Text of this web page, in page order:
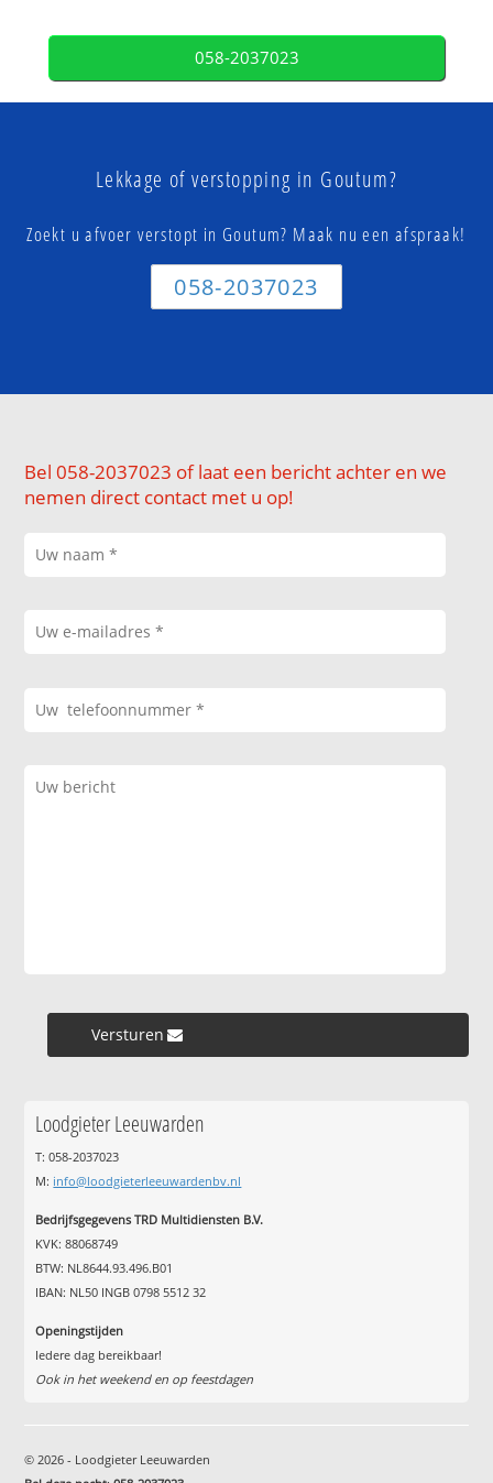
058-2037023
Lekkage of verstopping in Goutum?
Zoekt u afvoer verstopt in Goutum? Maak nu een afspraak!
058-2037023
Bel 058-2037023 of laat een bericht achter en we
nemen direct contact met u op!
Versturen »
Loodgieter Leeuwarden
T: 058-2037023
M: info@loodgieterleeuwardenbv.nl
Bedrijfsgegevens TRD Multidiensten B.V.
KVK: 88068749
BTW: NL8644.93.496.B01
IBAN: NL50 INGB 0798 5512 32
Openingstijden
Iedere dag bereikbaar!
Ook in het weekend en op feestdagen
© 2026 - Loodgieter Leeuwarden